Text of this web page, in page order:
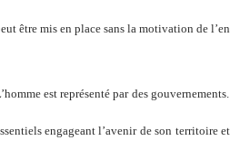
être mis en place sans la motivation de
est représenté par des
engageant l’avenir de son territoire